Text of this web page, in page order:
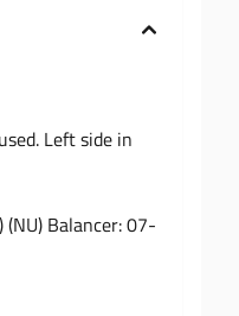
Left side in
Balancer: 07-